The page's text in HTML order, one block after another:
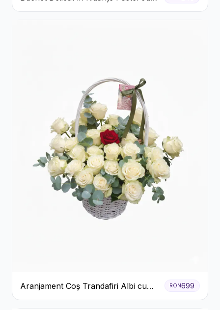
Trandafiri și Crizanteme Roz
Aranjament Coș Trandafiri Albi cu
Accent Roșu
RON699